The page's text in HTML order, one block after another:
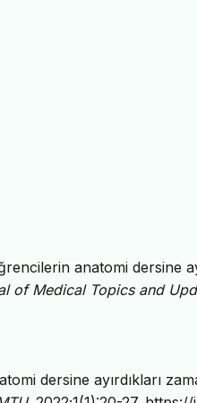
anatomi dersine
of Medical Topics and
dersine ayırdıkları